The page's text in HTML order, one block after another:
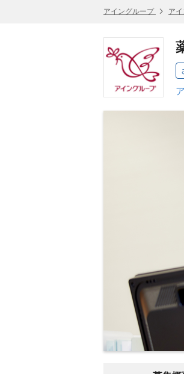
アイングループ ア